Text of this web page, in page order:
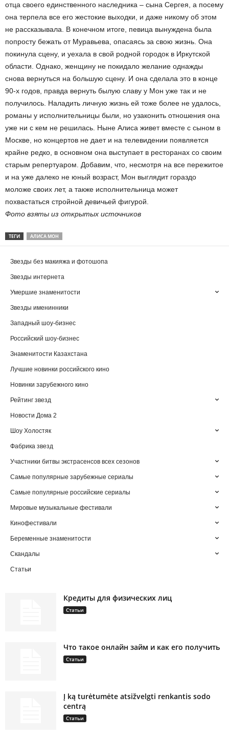
отца своего единственного наследника – сына Сергея, а посему
она терпела все его жестокие выходки, и даже никому об этом
не рассказывала. В конечном итоге, певица вынуждена была
попросту бежать от Муравьева, опасаясь за свою жизнь. Она
покинула сцену, и уехала в свой родной городок в Иркутской
области. Однако, женщину не покидало желание однажды
снова вернуться на большую сцену. И она сделала это в конце
90-х годов, правда вернуть былую славу у Мон уже так и не
получилось. Наладить личную жизнь ей тоже более не удалось,
романы у исполнительницы были, но узаконить отношения она
уже ни с кем не решилась. Ныне Алиса живет вместе с сыном в
Москве, но концертов не дает и на телевидении появляется
крайне редко, в основном она выступает в ресторанах со своим
старым репертуаром. Добавим, что, несмотря на все пережитое
и на уже далеко не юный возраст, Мон выглядит гораздо
моложе своих лет, а также исполнительница может
похвастаться стройной девичьей фигурой.
Фото взяты из открытых источников
ТЕГИ АЛИСА МОН
Звезды без макияжа и фотошопа
Звезды интернета
Умершие знаменитости
Звезды именинники
Западный шоу-бизнес
Российский шоу-бизнес
Знаменитости Казахстана
Лучшие новинки российского кино
Новинки зарубежного кино
Рейтинг звезд
Новости Дома 2
Шоу Холостяк
Фабрика звезд
Участники битвы экстрасенсов всех сезонов
Самые популярные зарубежные сериалы
Самые популярные российские сериалы
Мировые музыкальные фестивали
Кинофестивали
Беременные знаменитости
Скандалы
Статьи
Кредиты для физических лиц
Статьи
Что такое онлайн займ и как его получить
Статьи
Į ką turėtumėte atsižvelgti renkantis sodo
centrą
Статьи